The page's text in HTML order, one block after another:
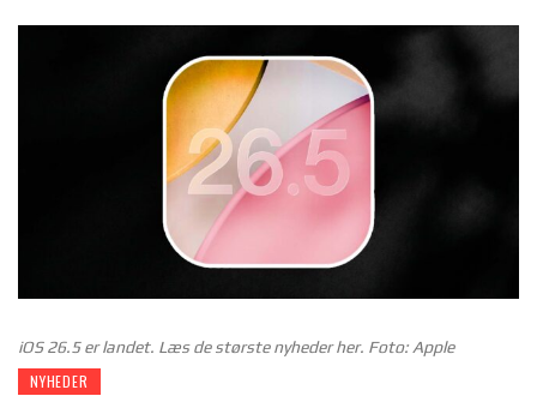
iOS 26.5 er landet. Læs de største nyheder her. Foto: Apple
NYHEDER